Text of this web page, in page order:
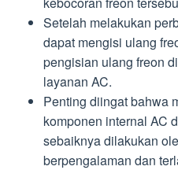
Setelah melakukan
dapat mengisi ulang
pengisian ulang freon
layanan AC.
Penting diingat bahwa
komponen internal AC
sebaiknya dilakukan
berpengalaman dan